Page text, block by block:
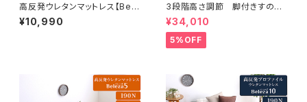
高反発ウレタンマットレス【Bele
za5-ベレーザ・ファイブ-】(キン
グ) ORM-05K
¥10,990
3段階高さ調節 脚付きすのこ
ベッド(ダブル) 【Lilitta-リリッ
タ-】(ポケットコイルロールマット
レス付き) ダブル LPS-HRM
-D
¥34,010
5%OFF